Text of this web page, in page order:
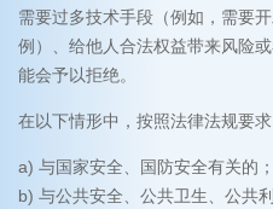
需要过多技术手段（例如，需要
例）、给他人合法权益带来风险
能会予以拒绝。
在以下情形中，按照法律法规要
a) 与国家安全、国防安全有关的；
b) 与公共安全、公共卫生、公共